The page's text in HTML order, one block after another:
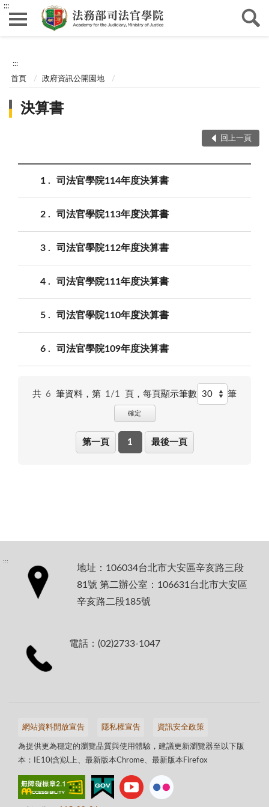
:::
:::
首頁 政府資訊公開園地
決算書
回上一頁
1 司法官學院114年度決算書
2 司法官學院113年度決算書
3 司法官學院112年度決算書
4 司法官學院111年度決算書
5 司法官學院110年度決算書
6 司法官學院109年度決算書
共 6 筆資料，第 1/1 頁， 每頁顯示筆數 筆
確定
第一頁 1 最後一頁
:::
地址：106034台北市大安區辛亥路三段
81號 第二辦公室：106631台北市大安區
辛亥路二段185號
電話：(02)2733-1047
網站資料開放宣告 隱私權宣告 資訊安全政策
為提供更為穩定的瀏覽品質與使用體驗，建議更新瀏覽器至以下版
本：IE10(含)以上、最新版本Chrome、最新版本Firefox